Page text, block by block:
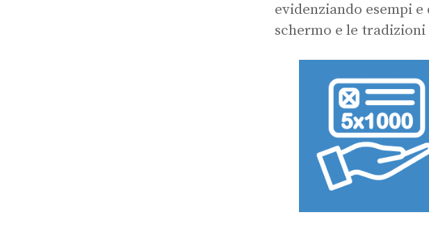
evidenziando esempi
schermo e le